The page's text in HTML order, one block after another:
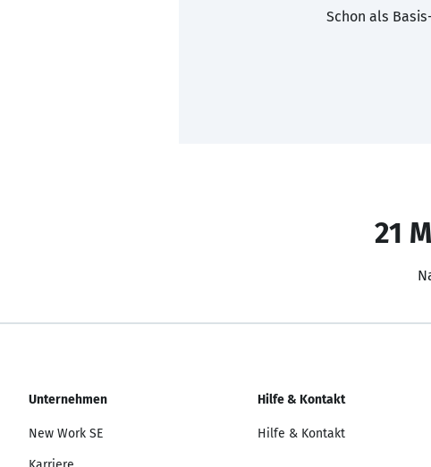
Schon als
21
Unternehmen
New Work SE
Hilfe & Kontakt
Hilfe & Kontakt